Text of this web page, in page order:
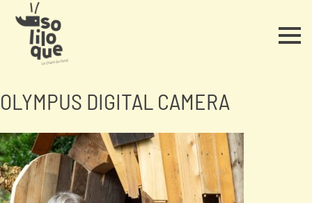
OLYMPUS DIGITAL CAMERA